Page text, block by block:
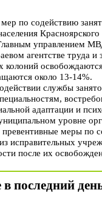
по содействию
управлением
агентстве труда и
около 13-14%.
службы
адаптации и
уровне
меры по
исправительных
после их
последний